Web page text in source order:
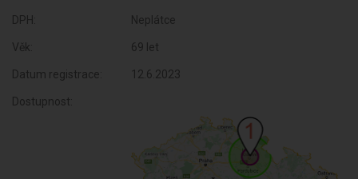
DPH: Neplátce
Věk: 69 let
Datum registrace: 12.6.2023
Dostupnost: